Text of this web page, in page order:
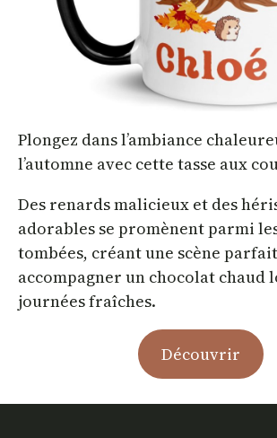
Plongez dans l’ambiance
l’automne avec cette tasse aux
Des renards malicieux et des
adorables se promènent parmi
tombées, créant une scène
accompagner un chocolat chaud
journées fraîches.
Découvrir